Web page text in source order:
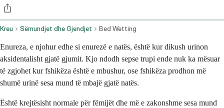
Kreu Sëmundjet dhe Gjendjet Bed Wetting
Enureza, e njohur edhe si enurezë e natës, është kur dikush urinon
aksidentalisht gjatë gjumit. Kjo ndodh sepse trupi ende nuk ka mësuar
të zgjohet kur fshikëza është e mbushur, ose fshikëza prodhon më
shumë urinë sesa mund të mbajë gjatë natës.
Është krejtësisht normale për fëmijët dhe më e zakonshme sesa mund